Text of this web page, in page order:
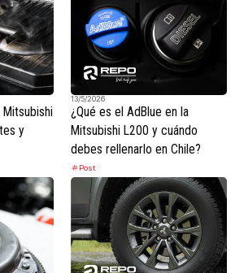
y
13/5/2026
¿Qué es el AdBlue en la
Mitsubishi L200 y cuándo
debes rellenarlo en Chile?
Post